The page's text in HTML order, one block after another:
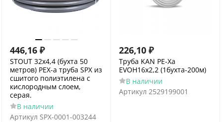
446,16 ₽
STOUT 32х4,4 (бухта 50
метров) PEX-a труба SPX из
сшитого полиэтилена с
кислородным слоем,
серая.
В наличии
Артикул SPX-0001-003244
226,10 ₽
Труба KAN РЕ-Хa
EVOH16х2,2 (1бухта-200м)
В наличии
Артикул 2529199001